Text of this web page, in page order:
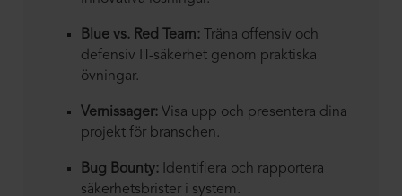
Blue vs. Red Team: Träna offensiv och
defensiv IT-säkerhet genom praktiska
övningar.
Vernissager: Visa upp och presentera dina
projekt för branschen.
Bug Bounty: Identifiera och rapportera
säkerhetsbrister i system.